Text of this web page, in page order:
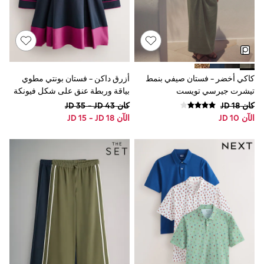
Sportswear
Suits & Waistcoats
Sweatshirts & Hoodies
Swim & Beach
T-Shirts
All Footwear
Boots
Sandals & Clogs
School Shoes
Slippers
Multipack T-Shirts
Multipack Socks
Multipack Underwear
Multipack Joggers
Fleeces
Gilets
Hooded
Parkas
Puffers
Raincoats
كاكي أخضر - فستان صيفي بنمط
تيشرت جيرسي تويست
كان JD 18
الآن JD 10
أزرق داكن - فستان بونتي مطوي
بياقة وربطة عنق على شكل فيونكة
من Baker By Ted Baker
كان JD 35 - JD 43
الآن JD 15 - JD 18